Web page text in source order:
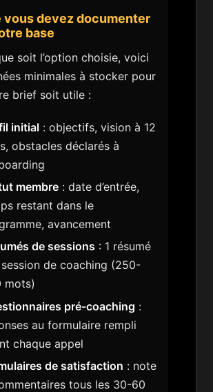
vous devez documenter
base
soit l’option choisie, voici
minimales à stocker pour
brief soit utile :
initial : objectifs, vision à 12
obstacles déclarés à
membre : date d’entrée,
restant dans le
avancement
de sessions : 1 résumé
de coaching (250-
mots)
pré-coaching :
au formulaire rempli
chaque appel
de satisfaction : note
tous les 30-60